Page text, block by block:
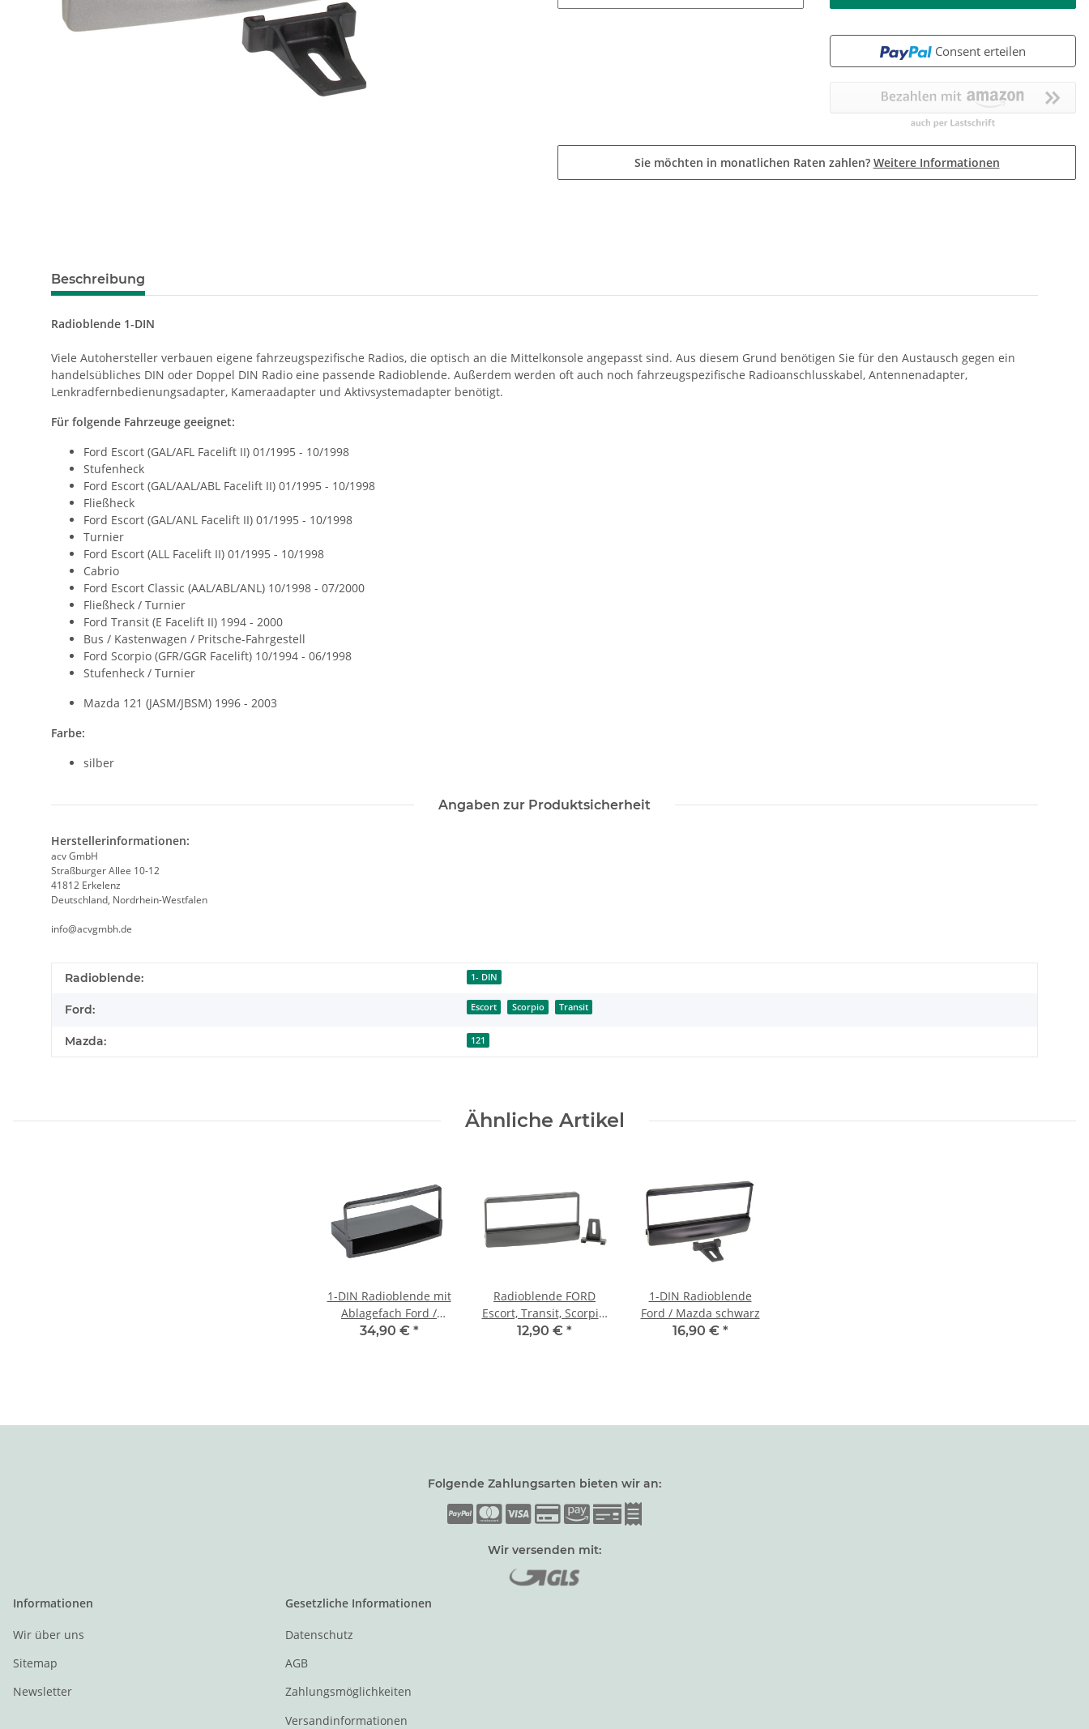
Consent erteilen
Sie möchten in monatlichen Raten zahlen? Weitere Informationen
Beschreibung
Radioblende 1-DIN
Viele Autohersteller verbauen eigene fahrzeugspezifische Radios, die optisch an die Mittelkonsole angepasst sind. Aus diesem Grund benötigen Sie für den Austausch gegen ein
handelsübliches DIN oder Doppel DIN Radio eine passende Radioblende. Außerdem werden oft auch noch fahrzeugspezifische Radioanschlusskabel, Antennenadapter,
Lenkradfernbedienungsadapter, Kameraadapter und Aktivsystemadapter benötigt.
Für folgende Fahrzeuge geeignet:
Ford Escort (GAL/AFL Facelift II) 01/1995 - 10/1998
Stufenheck
Ford Escort (GAL/AAL/ABL Facelift II) 01/1995 - 10/1998
Fließheck
Ford Escort (GAL/ANL Facelift II) 01/1995 - 10/1998
Turnier
Ford Escort (ALL Facelift II) 01/1995 - 10/1998
Cabrio
Ford Escort Classic (AAL/ABL/ANL) 10/1998 - 07/2000
Fließheck / Turnier
Ford Transit (E Facelift II) 1994 - 2000
Bus / Kastenwagen / Pritsche-Fahrgestell
Ford Scorpio (GFR/GGR Facelift) 10/1994 - 06/1998
Stufenheck / Turnier
Mazda 121 (JASM/JBSM) 1996 - 2003
Farbe:
silber
Angaben zur Produktsicherheit
Herstellerinformationen:
acv GmbH
Straßburger Allee 10-12
41812 Erkelenz
Deutschland, Nordrhein-Westfalen
info@acvgmbh.de
Radioblende: 1- DIN
Ford: Escort Scorpio Transit
Mazda: 121
Ähnliche Artikel
1-DIN Radioblende mit
Ablagefach Ford /
Mazda schwarz
34,90 € *
Radioblende FORD
Escort, Transit, Scorpio,
MAZDA 121 1DIN
12,90 € *
1-DIN Radioblende
Ford / Mazda schwarz
16,90 € *
Folgende Zahlungsarten bieten wir an:
Wir versenden mit:
Informationen
Wir über uns
Sitemap
Newsletter
Gesetzliche Informationen
Datenschutz
AGB
Zahlungsmöglichkeiten
Versandinformationen